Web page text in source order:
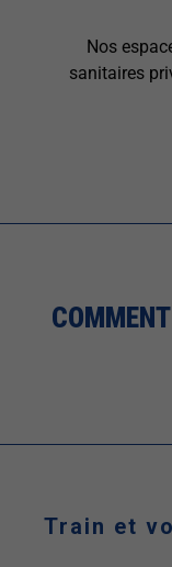
Nos
sanitaires
Train et